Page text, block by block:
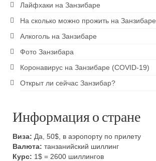
Лайфхаки на Занзибаре
На сколько можно прожить на Занзибаре
Алкоголь на Занзибаре
Фото Занзибара
Коронавирус на Занзибаре (COVID-19)
Открыт ли сейчас Занзибар?
Информация о стране
Виза: Да, 50$, в аэропорту по прилету
Валюта: танзанийский шиллинг
Курс: 1$ = 2600 шиллингов